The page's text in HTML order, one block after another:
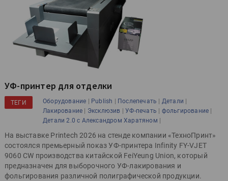
УФ-принтер для отделки
ТЕГИ Оборудование | Publish | Послепечать | Детали |
Лакирование | Эксклюзив |УФ-печать | фольгирование |
Детали 2.0 с Александром Харатяном |
На выставке Printech 2026 на стенде компании «ТехноПринт»
состоялся премьерный показ УФ-принтера Infinity FY-VJET
9060 CW производства китайской FeiYeung Union, который
предназначен для выборочного УФ-лакирования и
фольгирования различной полиграфической продукции.